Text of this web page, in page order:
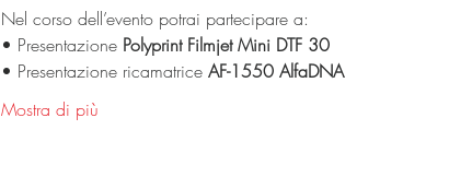
Nel corso dell’evento potrai partecipare a:
• Presentazione Polyprint Filmjet Mini DTF 30
• Presentazione ricamatrice AF-1550 AlfaDNA
Mostra di più